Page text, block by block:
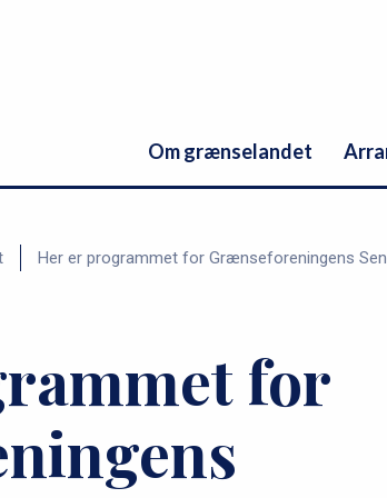
Om grænselandet
Her er programmet for Grænseforeningens
for